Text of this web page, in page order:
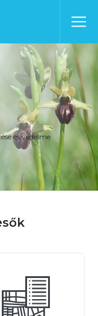
és védelme